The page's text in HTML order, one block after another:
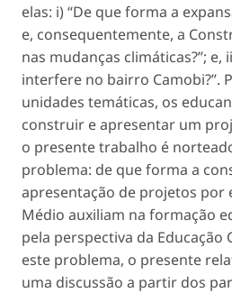
elas: i) “De que forma a
e, consequentemente, a
nas mudanças climáticas?”; e,
interfere no bairro Camobi?”.
unidades temáticas, os
construir e apresentar um
o presente trabalho é
problema: de que forma a
apresentação de projetos por
Médio auxiliam na formação
pela perspectiva da Educação
este problema, o presente
uma discussão a partir dos